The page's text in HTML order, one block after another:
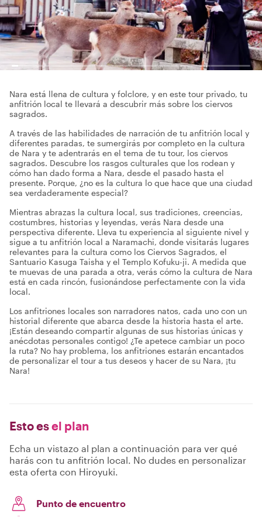
Nara está llena de cultura y folclore, y en este tour privado, tu
anfitrión local te llevará a descubrir más sobre los ciervos
sagrados.
A través de las habilidades de narración de tu anfitrión local y
diferentes paradas, te sumergirás por completo en la cultura
de Nara y te adentrarás en el tema de tu tour, los ciervos
sagrados. Descubre los rasgos culturales que los rodean y
cómo han dado forma a Nara, desde el pasado hasta el
presente. Porque, ¿no es la cultura lo que hace que una ciudad
sea verdaderamente especial?
Mientras abrazas la cultura local, sus tradiciones, creencias,
costumbres, historias y leyendas, verás Nara desde una
perspectiva diferente. Lleva tu experiencia al siguiente nivel y
sigue a tu anfitrión local a Naramachi, donde visitarás lugares
relevantes para la cultura como los Ciervos Sagrados, el
Santuario Kasuga Taisha y el Templo Kofuku-ji. A medida que
te muevas de una parada a otra, verás cómo la cultura de Nara
está en cada rincón, fusionándose perfectamente con la vida
local.
Los anfitriones locales son narradores natos, cada uno con un
historial diferente que abarca desde la historia hasta el arte.
¡Están deseando compartir algunas de sus historias únicas y
anécdotas personales contigo! ¿Te apetece cambiar un poco
la ruta? No hay problema, los anfitriones estarán encantados
de personalizar el tour a tus deseos y hacer de su Nara, ¡tu
Nara!
Esto esel plan
Echa un vistazo al plan a continuación para ver qué
harás con tu anfitrión local. No dudes en personalizar
esta oferta con Hiroyuki.
Punto de encuentro